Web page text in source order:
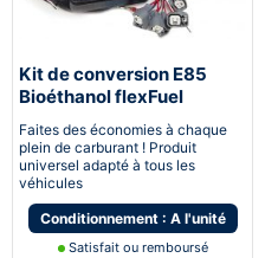
Kit de conversion E85
Bioéthanol flexFuel
converter
Faites des économies à chaque
plein de carburant ! Produit
universel adapté à tous les
véhicules
Conditionnement : A l'unité
Satisfait ou remboursé